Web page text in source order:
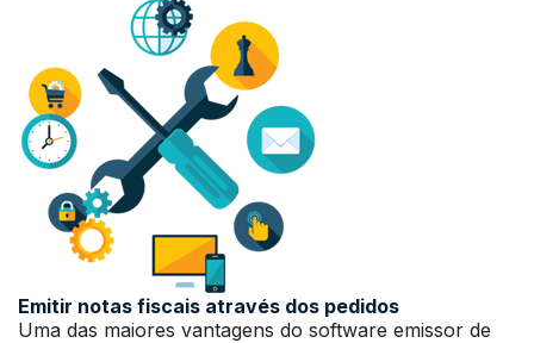
Emitir notas fiscais através dos pedidos
Uma das maiores vantagens do software emissor de